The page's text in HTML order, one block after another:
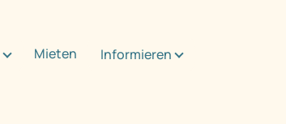
Mieten Informieren